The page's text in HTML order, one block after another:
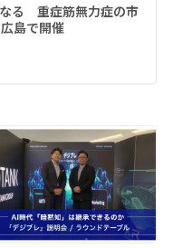
る 重症筋無力症の市
島で開催